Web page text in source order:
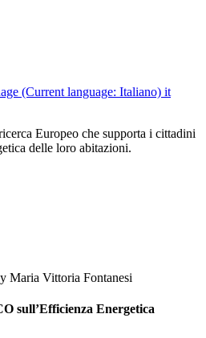
it
Europeo che supporta i cittadini
delle loro abitazioni.
Maria Vittoria Fontanesi
sull’Efficienza Energetica